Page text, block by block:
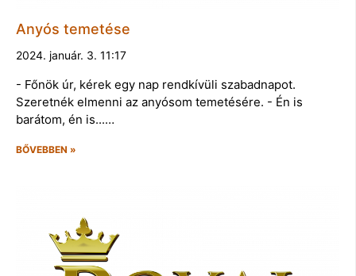
Anyós temetése
2024. január. 3. 11:17
- Főnök úr, kérek egy nap rendkívüli szabadnapot.
Szeretnék elmenni az anyósom temetésére. - Én is
barátom, én is...…
BŐVEBBEN »